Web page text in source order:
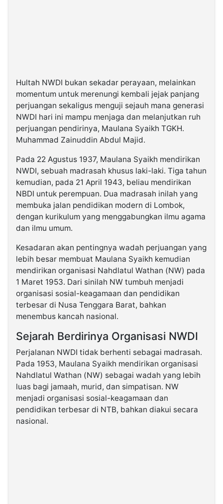
Hultah NWDI bukan sekadar perayaan, melainkan
momentum untuk merenungi kembali jejak panjang
perjuangan sekaligus menguji sejauh mana generasi
NWDI hari ini mampu menjaga dan melanjutkan ruh
perjuangan pendirinya, Maulana Syaikh TGKH.
Muhammad Zainuddin Abdul Majid.
Pada 22 Agustus 1937, Maulana Syaikh mendirikan
NWDI, sebuah madrasah khusus laki-laki. Tiga tahun
kemudian, pada 21 April 1943, beliau mendirikan
NBDI untuk perempuan. Dua madrasah inilah yang
membuka jalan pendidikan modern di Lombok,
dengan kurikulum yang menggabungkan ilmu agama
dan ilmu umum.
Kesadaran akan pentingnya wadah perjuangan yang
lebih besar membuat Maulana Syaikh kemudian
mendirikan organisasi Nahdlatul Wathan (NW) pada
1 Maret 1953. Dari sinilah NW tumbuh menjadi
organisasi sosial-keagamaan dan pendidikan
terbesar di Nusa Tenggara Barat, bahkan
menembus kancah nasional.
Sejarah Berdirinya Organisasi NWDI
Perjalanan NWDI tidak berhenti sebagai madrasah.
Pada 1953, Maulana Syaikh mendirikan organisasi
Nahdlatul Wathan (NW) sebagai wadah yang lebih
luas bagi jamaah, murid, dan simpatisan. NW
menjadi organisasi sosial-keagamaan dan
pendidikan terbesar di NTB, bahkan diakui secara
nasional.